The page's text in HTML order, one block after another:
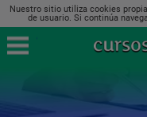
Nuestro sitio utiliza cookies
de usuario. Si continúa